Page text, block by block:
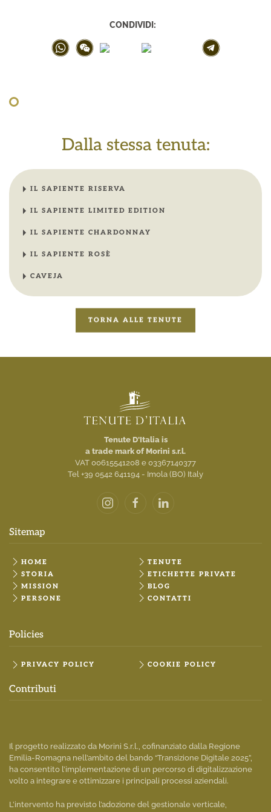
CONDIVIDI:
Dalla stessa tenuta:
IL SAPIENTE RISERVA
IL SAPIENTE LIMITED EDITION
IL SAPIENTE CHARDONNAY
IL SAPIENTE ROSÈ
CAVEJA
TORNA ALLE TENUTE
Tenute D'Italia is
a trade mark of Morini s.r.l.
VAT 00615541208 e 03367140377
Tel +39 0542 641194 - Imola (BO) Italy
Sitemap
HOME
STORIA
MISSION
PERSONE
TENUTE
ETICHETTE PRIVATE
BLOG
CONTATTI
Policies
PRIVACY POLICY COOKIE POLICY
Contributi
Il progetto realizzato da Morini S.r.l., cofinanziato dalla Regione
Emilia-Romagna nell’ambito del bando “Transizione Digitale 2025”,
ha consentito l’implementazione di un percorso di digitalizzazione
volto a integrare e ottimizzare i principali processi aziendali.
L’intervento ha previsto l’adozione del gestionale verticale,